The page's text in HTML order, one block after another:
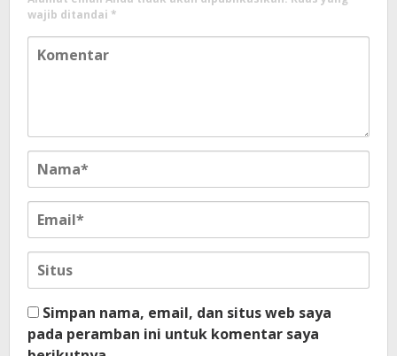
wajib ditandai *
Simpan nama, email, dan situs web saya
pada peramban ini untuk komentar saya